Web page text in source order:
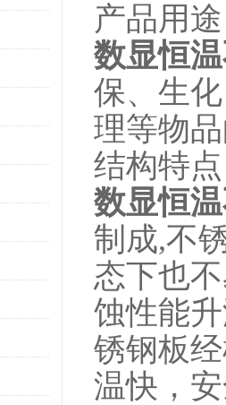
产品用途
数显恒
保、生
理等物
结构特点
数显恒
制成,不
态下也
蚀性能
锈钢板
温